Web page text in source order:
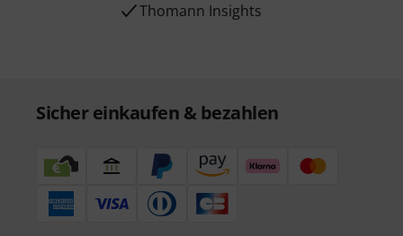
Thomann Insights
Sicher einkaufen & bezahlen